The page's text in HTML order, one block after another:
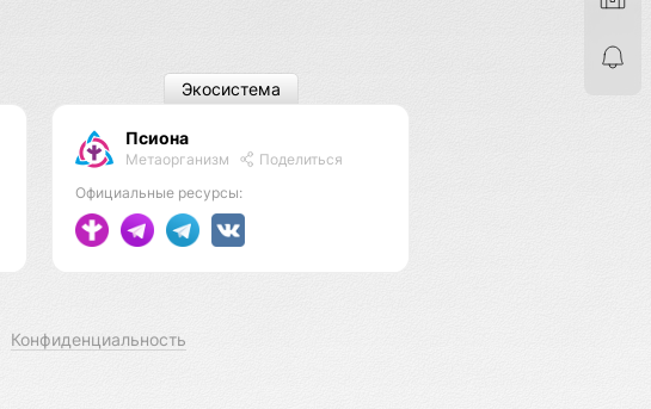
Псиона
Метаорганизм
Поделиться
Официальные ресурсы:
Экосистема
Конфиденциальность